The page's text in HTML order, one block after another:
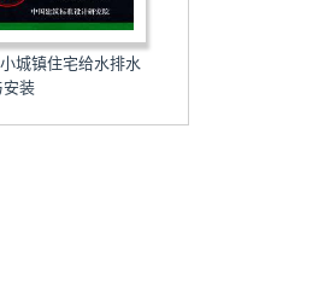
城镇住宅给水排水
安装